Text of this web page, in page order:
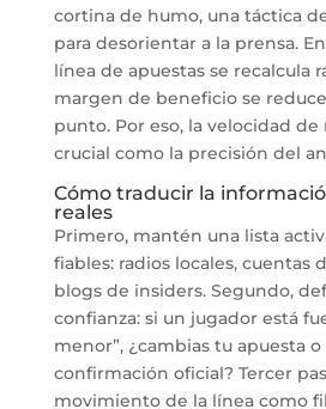
cortina de humo, una táctica
para desorientar a la prensa.
línea de apuestas se recalcula
margen de beneficio se
punto. Por eso, la velocidad de
crucial como la precisión del
Cómo traducir la
reales
Primero, mantén una lista
fiables: radios locales, cuentas
blogs de insiders. Segundo,
confianza: si un jugador está
menor”, ¿cambias tu apuesta o
confirmación oficial? Tercer
movimiento de la línea como